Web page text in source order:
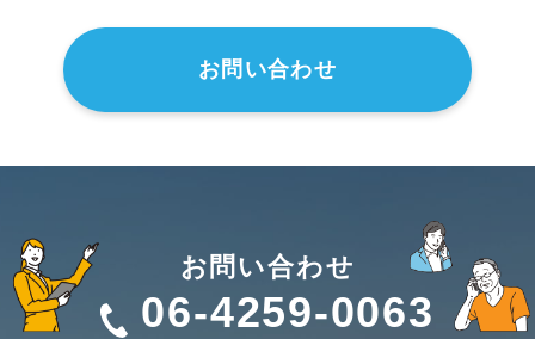
お問い合わせ
お問い合わせ
06-4259-0063